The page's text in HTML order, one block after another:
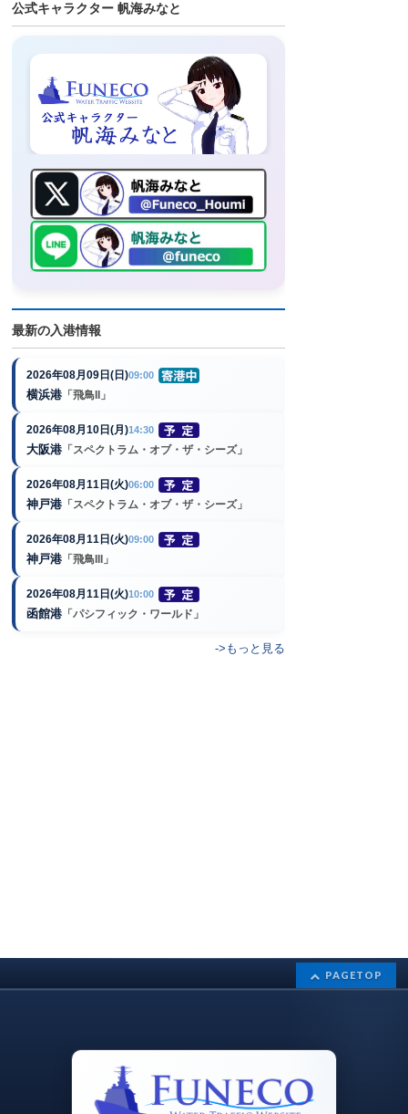
公式キャラクター 帆海みなと
最新の入港情報
2026年08月09日(日)09:00
横浜港 「飛鳥II」
2026年08月10日(月)14:30
大阪港 「スペクトラム・オブ・ザ・シーズ」
2026年08月11日(火)06:00
神戸港 「スペクトラム・オブ・ザ・シーズ」
2026年08月11日(火)09:00
神戸港 「飛鳥III」
2026年08月11日(火)10:00
函館港 「パシフィック・ワールド」
->もっと見る
PAGETOP